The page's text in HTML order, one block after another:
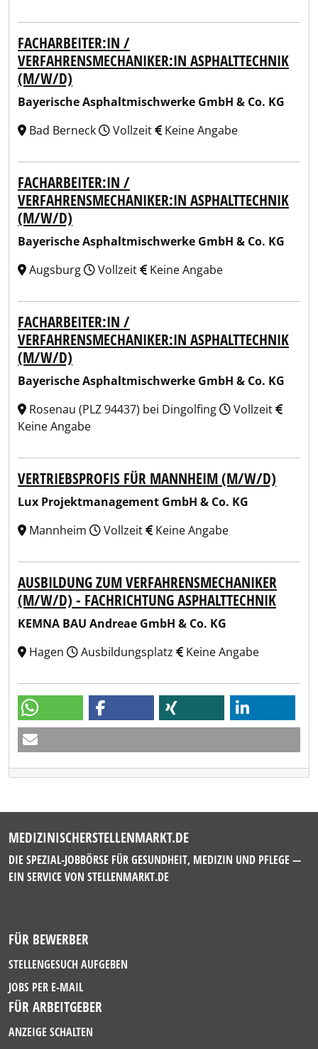
FACHARBEITER:IN /
VERFAHRENSMECHANIKER:IN ASPHALTTECHNIK
(M/W/D)
Bayerische Asphaltmischwerke GmbH & Co. KG
Bad Berneck
Vollzeit Keine Angabe
FACHARBEITER:IN /
VERFAHRENSMECHANIKER:IN ASPHALTTECHNIK
(M/W/D)
Bayerische Asphaltmischwerke GmbH & Co. KG
Augsburg
Vollzeit Keine Angabe
FACHARBEITER:IN /
VERFAHRENSMECHANIKER:IN ASPHALTTECHNIK
(M/W/D)
Bayerische Asphaltmischwerke GmbH & Co. KG
Rosenau (PLZ 94437) bei Dingolfing
Vollzeit
Keine Angabe
VERTRIEBSPROFIS FÜR MANNHEIM (M/W/D)
Lux Projektmanagement GmbH & Co. KG
Mannheim
Vollzeit Keine Angabe
AUSBILDUNG ZUM VERFAHRENSMECHANIKER
(M/W/D) - FACHRICHTUNG ASPHALTTECHNIK
KEMNA BAU Andreae GmbH & Co. KG
Hagen
Ausbildungsplatz Keine Angabe
MEDIZINISCHERSTELLENMARKT.DE
DIE SPEZIAL-JOBBÖRSE FÜR GESUNDHEIT, MEDIZIN UND PFLEGE —
EIN SERVICE VON STELLENMARKT.DE
FÜR BEWERBER
STELLENGESUCH AUFGEBEN
JOBS PER E-MAIL
FÜR ARBEITGEBER
ANZEIGE SCHALTEN